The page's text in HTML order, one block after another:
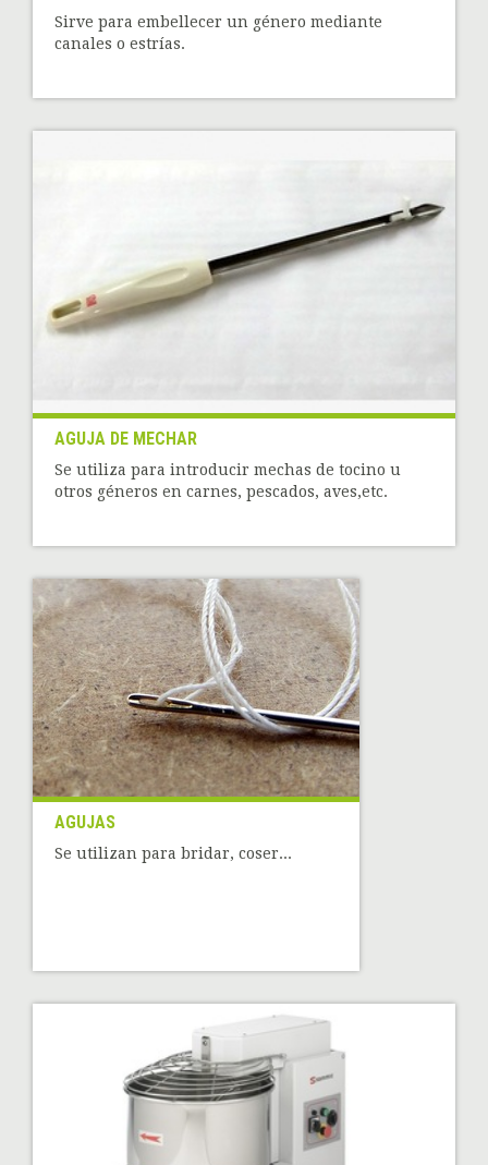
Sirve para embellecer un género mediante
canales o estrías.
AGUJA DE MECHAR
Se utiliza para introducir mechas de tocino u
otros géneros en carnes, pescados, aves,etc.
AGUJAS
Se utilizan para bridar, coser...